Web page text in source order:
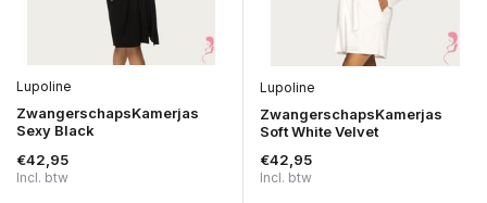
Lupoline
ZwangerschapsKamerjas
Sexy Black
€42,95
Incl. btw
Lupoline
ZwangerschapsKamerjas
Soft White Velvet
€42,95
Incl. btw